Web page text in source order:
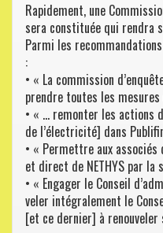
Rapidement, une
sera constituée qui rendra
Parmi les
:
• « La commission
prendre toutes les
• « … remonter les actions
de l’électricité] dans
• « Permettre aux
et direct de NETHYS par la
• « Engager le Conseil
veler intégralement le
[et ce dernier] à